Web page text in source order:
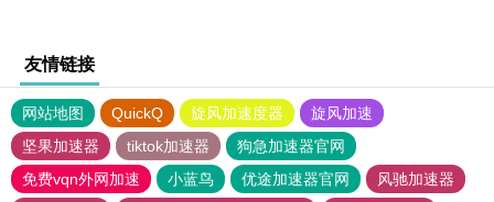
友情链接
网站地图 QuickQ 旋风加速度器
旋风加速
坚果加速器
tiktok加速器
狗急加速器官网
免费vqn外网加速
小蓝鸟 优途加速器官网
风驰加速器